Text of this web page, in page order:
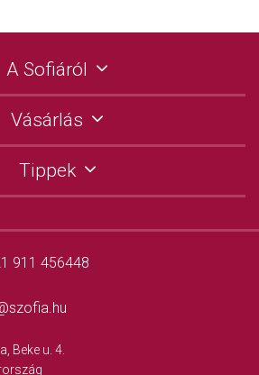
A Sofiáról
Vásárlás
Tippek
911 456448
Beke u. 4.